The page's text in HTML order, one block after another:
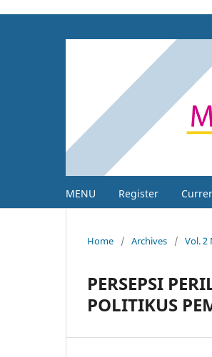
MENU Register
Home / Archives / Vol. 2
PERSEPSI
POLITIKUS